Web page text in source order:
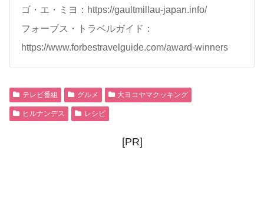
ゴ・エ・ミヨ：https://gaultmillau-japan.info/
フォーブス・トラベルガイド：
https://www.forbestravelguide.com/award-winners
テレビ番組 グルメ 大ヨコヤマクッキング
ヒルナンデス レシピ
[PR]